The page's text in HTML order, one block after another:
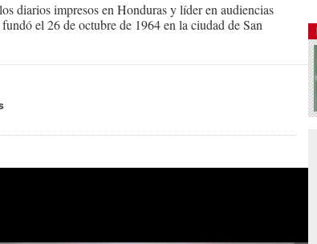
diarios impresos en Honduras y líder en audiencias
el 26 de octubre de 1964 en la ciudad de San